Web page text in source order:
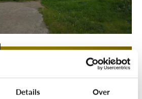
Details Over